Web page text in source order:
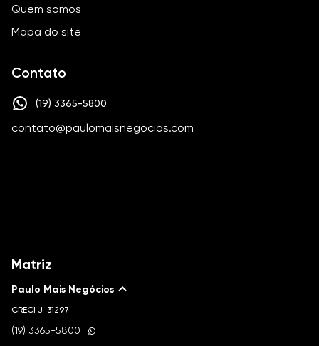
Quem somos
Mapa do site
Contato
(19) 3365-5800
contato@paulomaisnegocios.com
Matriz
Paulo Mais Negócios
CRECI J-31297
(19) 3365-5800